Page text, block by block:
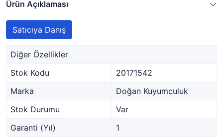
Ürün Açıklaması
Satıcıya Danış
Diğer Özellikler
Stok Kodu
20171542
Marka
Doğan Kuyumculuk
Stok Durumu
Var
Garanti (Yıl)
1